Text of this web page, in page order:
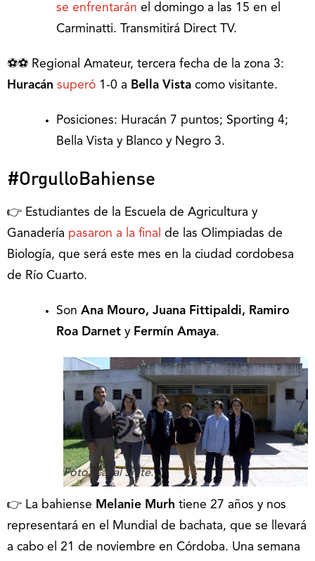
se enfrentarán el domingo a las 15 en el
Carminatti. Transmitirá Direct TV.
⚽⚽ Regional Amateur, tercera fecha de la zona 3:
Huracán superó 1-0 a Bella Vista como visitante.
Posiciones: Huracán 7 puntos; Sporting 4;
Bella Vista y Blanco y Negro 3.
#OrgulloBahiense
👉 Estudiantes de la Escuela de Agricultura y
Ganadería pasaron a la final de las Olimpiadas de
Biología, que será este mes en la ciudad cordobesa
de Río Cuarto.
Son Ana Mouro, Juana Fittipaldi, Ramiro
Roa Darnet yFermín Amaya.
Foto: Canal Siete.
👉 La bahiense Melanie Murh tiene 27 años y nos
representará en el Mundial de bachata, que se llevará
a cabo el 21 de noviembre en Córdoba. Una semana